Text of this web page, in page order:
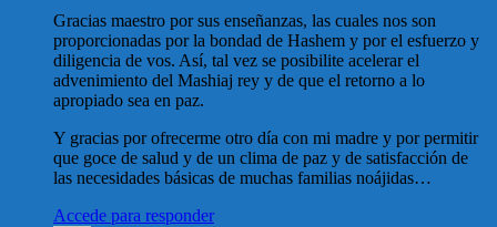
Gracias maestro por sus enseñanzas, las cuales nos son
proporcionadas por la bondad de Hashem y por el esfuerzo y
diligencia de vos. Así, tal vez se posibilite acelerar el
advenimiento del Mashiaj rey y de que el retorno a lo
apropiado sea en paz.
Y gracias por ofrecerme otro día con mi madre y por permitir
que goce de salud y de un clima de paz y de satisfacción de
las necesidades básicas de muchas familias noájidas…
Accede para responder